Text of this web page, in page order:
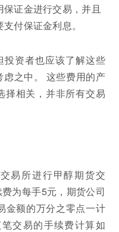
证金进行交易，并且
付保证金利息。
投资者也应该了解这些
之中。 这些费用的产
择相关，并非所有交易
易所进行甲醇期货交
为每手5元，期货公司
金额的万分之零点一计
交易的手续费计算如